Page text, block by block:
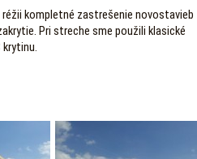
kompletné zastrešenie novostavieb
Pri streche sme použili klasické
krytinu.